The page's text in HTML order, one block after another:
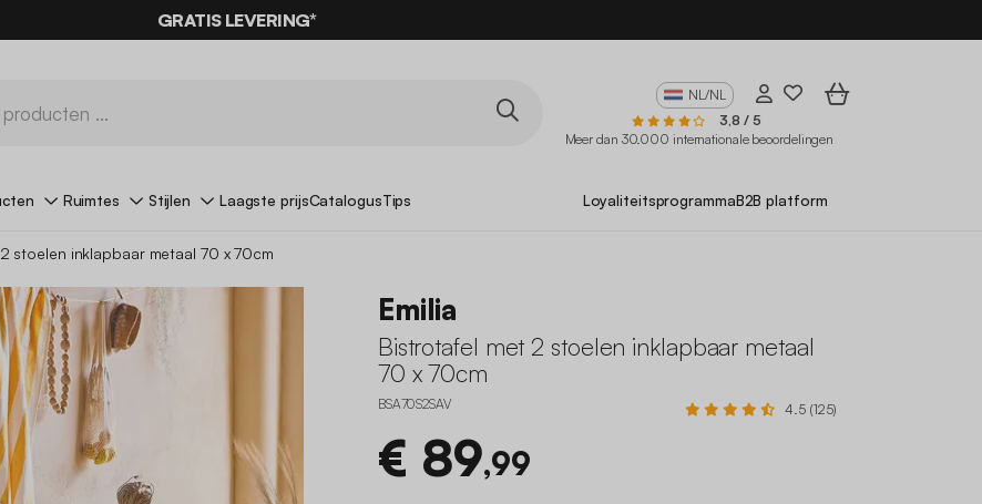
GRATIS LEVERING*
NL/NL
3,8 / 5
Meer dan 30.000 internationale beoordelingen
Ruimtes Stijlen Laagste prijsCatalogusTips LoyaliteitsprogrammaB2B platform
stoelen inklapbaar metaal 70 x 70cm
Emilia
Bistrotafel met 2 stoelen inklapbaar metaal
70 x 70cm
BSA70S2SAV 4.5 (125)
€ 89,99